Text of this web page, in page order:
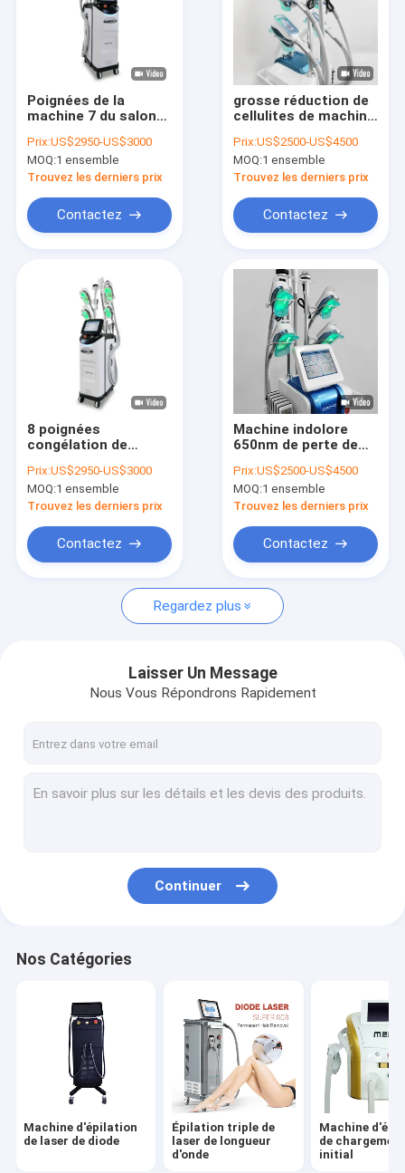
Produits
À propos de nous
Visite de l'usine
Nouvelles
Demandez un devis
Épilation triple de laser de longueur d'onde
Machine d'épilation de chargement initial
Machine de HIFU
Machine de sculpture corporelle EMS
Équipements de radiofréquence
Machine de Cryolipolysis
Anti machines de ride
Poignées de la
machine 7 du salon
Cryolipolysis avec la
cavitation de rf
Prix:US$2950-US$3000
MOQ:1 ensemble
Trouvez les derniers prix
Contactez
grosse réduction de
cellulites de machine
650nm 40KHZ
Cryolipolysis
Prix:US$2500-US$4500
MOQ:1 ensemble
Trouvez les derniers prix
Contactez
8 poignées
congélation de
Cryolipolysis de 360
degrés grosse
Prix:US$2950-US$3000
MOQ:1 ensemble
Trouvez les derniers prix
Contactez
Machine indolore
650nm de perte de
Cryotherapy
Prix:US$2500-US$4500
MOQ:1 ensemble
Trouvez les derniers prix
Contactez
Regardez plus
Laisser Un Message
Nous Vous Répondrons Rapidement
Continuer
Nos Catégories
Machine d'épilation
de laser de diode
Épilation triple de
laser de longueur
d'onde
Machine
de
initial